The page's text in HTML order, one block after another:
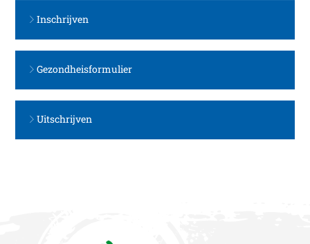
Inschrijven
Gezondheisformulier
Uitschrijven